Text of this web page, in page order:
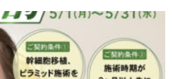
なさまへ日頃の感謝の思いを込